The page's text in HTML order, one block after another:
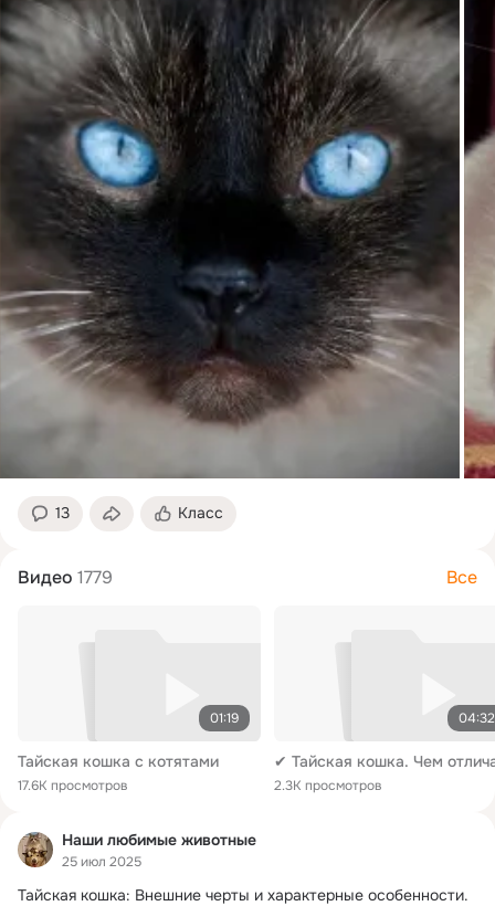
13 Класс
Видео 1779 Все
01:19
Тайская кошка с котятами
17.6K просмотров
04:32
2.3K просмотров
Наши любимые животные
25 июл 2025
Тайская кошка: Внешние черты и характерные особенности.